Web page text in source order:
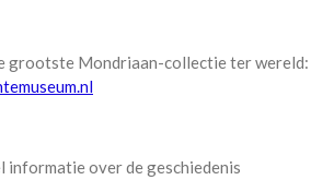
grootste Mondriaan-collectie ter wereld:
informatie over de geschiedenis